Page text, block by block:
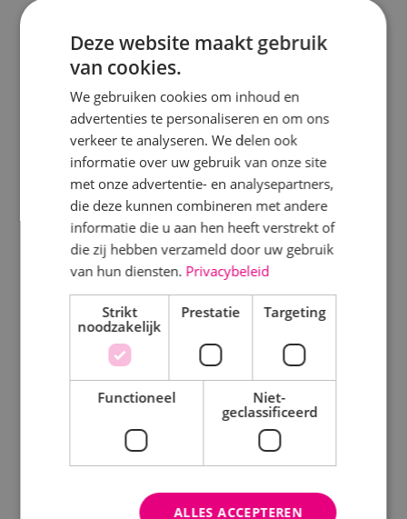
Kaatsheuvel
Sprundel
Specialisme
Beveiligingstechniek
Elektrotechniek
Energietechniek
Staf
Uren
Fulltime
Parttime
Keuringen
Disciplines
Elektrotechniek
Werktuigbouwkunde
Energietechniek
Uitgelicht
Klimaatinstallaties
Energiemonitoring
Laadpalen
Deze website maakt gebruik
van cookies.
We gebruiken cookies om inhoud en
advertenties te personaliseren en om ons
verkeer te analyseren. We delen ook
informatie over uw gebruik van onze site
met onze advertentie- en analysepartners,
die deze kunnen combineren met andere
informatie die u aan hen heeft verstrekt of
die zij hebben verzameld door uw gebruik
van hun diensten. Privacybeleid
Strikt
noodzakelijk
Prestatie Targeting
Functioneel
Niet-
geclassificeerd
ALLES ACCEPTEREN